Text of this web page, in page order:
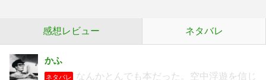
感想レビュー ネタバレ
かふ
ネタバレ
なんかとんでも本だった。空中浮遊を信じ